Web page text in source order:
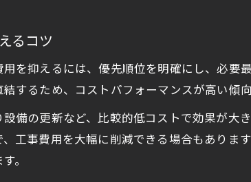
自分でリフォーム可能な範囲の見
失敗しやすい自力リフォームの落
るコツ
を抑えるには、優先順位を明確にし、必要
するため、コストパフォーマンスが高い傾向
備の更新など、比較的低コストで効果が大
工事費用を大幅に削減できる場合もありま
。